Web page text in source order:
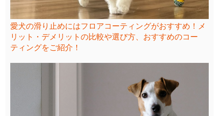
愛犬の滑り止めにはフロアコーティングがおすすめ！メ
リット・デメリットの比較や選び方、おすすめのコー
ティングをご紹介！